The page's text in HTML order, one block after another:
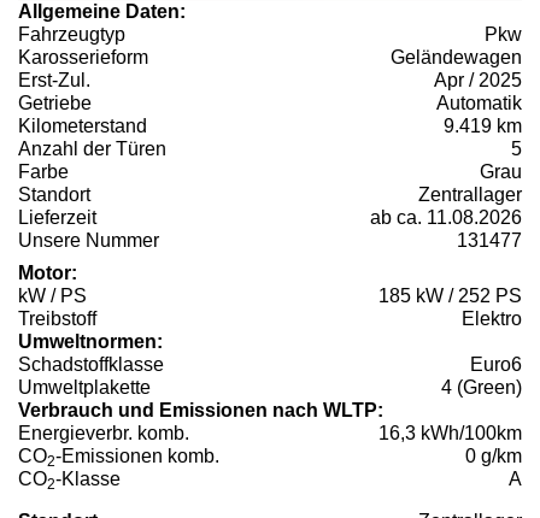
Allgemeine Daten:
Fahrzeugtyp
Pkw
Karosserieform
Geländewagen
Erst-Zul.
Apr / 2025
Getriebe
Automatik
Kilometerstand
9.419 km
Anzahl der Türen
5
Farbe
Grau
Standort
Zentrallager
Lieferzeit
ab ca. 11.08.2026
Unsere Nummer
131477
Motor:
kW / PS
185 kW / 252 PS
Treibstoff
Elektro
Umweltnormen:
Schadstoffklasse
Euro6
Umweltplakette
4 (Green)
Verbrauch und Emissionen nach WLTP:
Energieverbr. komb.
16,3 kWh/100km
CO2-Emissionen komb.
0 g/km
CO2-Klasse A